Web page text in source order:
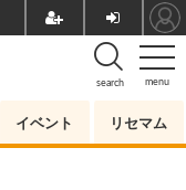
menu
search
イベント リセマム